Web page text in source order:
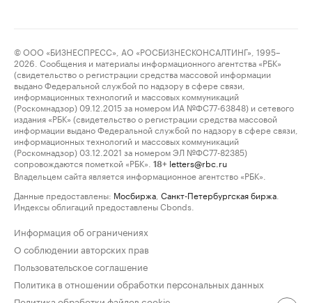
© ООО «БИЗНЕСПРЕСС», АО «РОСБИЗНЕСКОНСАЛТИНГ», 1995–
2026. Сообщения и материалы информационного агентства «РБК»
(свидетельство о регистрации средства массовой информации
выдано Федеральной службой по надзору в сфере связи,
информационных технологий и массовых коммуникаций
(Роскомнадзор) 09.12.2015 за номером ИА №ФС77-63848) и сетевого
издания «РБК» (свидетельство о регистрации средства массовой
информации выдано Федеральной службой по надзору в сфере связи,
информационных технологий и массовых коммуникаций
(Роскомнадзор) 03.12.2021 за номером ЭЛ №ФС77-82385)
сопровождаются пометкой «РБК».
18+ letters@rbc.ru
Владельцем сайта является информационное агентство «РБК».
Данные предоставлены: Мосбиржа Санкт-Петербургская биржа
Индексы облигаций предоставлены Cbonds.
Информация об ограничениях
О соблюдении авторских прав
Пользовательское соглашение
Политика в отношении обработки персональных данных